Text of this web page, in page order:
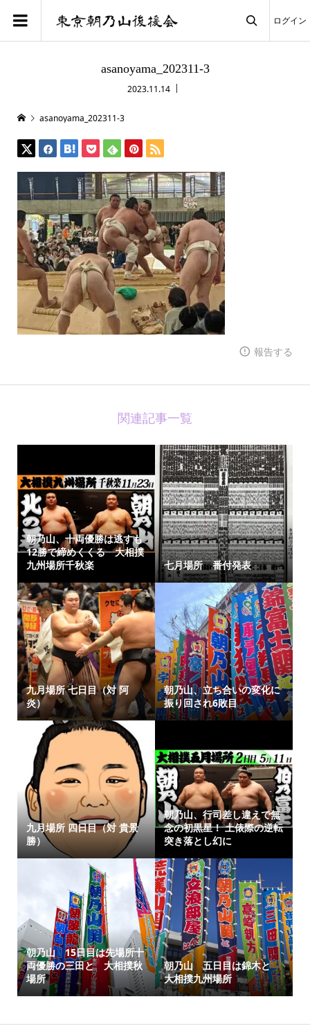
ログイン
asanoyama_202311-3
2023.11.14
asanoyama_202311-3
報告する
関連記事一覧
朝乃山、十両優勝は逃すも
12勝で締めくくる 大相撲
九州場所千秋楽
七月場所 番付発表
九月場所 七日目（対 阿
炎）
朝乃山、立ち合いの変化に
振り回され6敗目
九月場所 四日目（対 貴景
勝）
朝乃山、行司差し違えで無
念の初黒星！ 土俵際の逆転
突き落とし幻に
朝乃山 15日目は先場所十
両優勝の三田と 大相撲秋
場所
朝乃山 五日目は錦木と
大相撲九州場所